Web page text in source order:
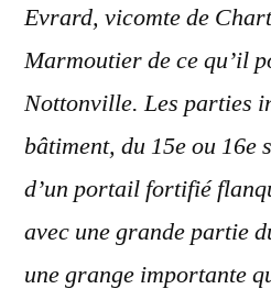
Evrard, vicomte de
Marmoutier de ce qu’il
Nottonville. Les parties
bâtiment, du 15e ou 16e
d’un portail fortifié
avec une grande partie
une grange importante